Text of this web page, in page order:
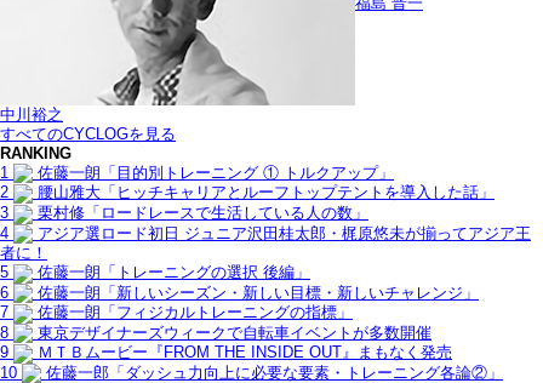
中川裕之
すべてのCYCLOGを見る
RANKING
1
佐藤一朗「目的別トレーニング ① トルクアップ」
2
腰山雅大「ヒッチキャリアとルーフトップテントを導入した話」
3
栗村修「ロードレースで生活している人の数」
4
アジア選ロード初日 ジュニア沢田桂太郎・梶原悠未が揃ってアジア王
者に！
5
佐藤一朗「トレーニングの選択 後編」
6
佐藤一朗「新しいシーズン・新しい目標・新しいチャレンジ」
7
佐藤一朗「フィジカルトレーニングの指標」
8
東京デザイナーズウィークで自転車イベントが多数開催
9
ＭＴＢムービー『FROM THE INSIDE OUT』まもなく発売
10
佐藤一郎「ダッシュ力向上に必要な要素・トレーニング各論②」